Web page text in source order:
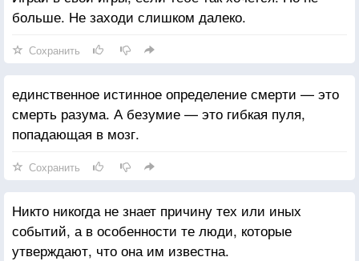
больше. Не заходи слишком далеко.
Сохранить
единственное истинное определение смерти — это
смерть разума. А безумие — это гибкая пуля,
попадающая в мозг.
Сохранить
Никто никогда не знает причину тех или иных
событий, а в особенности те люди, которые
утверждают, что она им известна.